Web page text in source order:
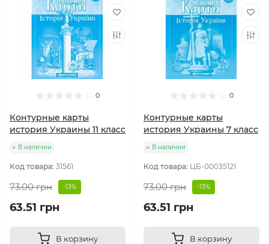
0
Контурные карты
история Украины 11 класс
В наличии
Код товара: 31561
73.00 грн -13%
63.51 грн
В корзину
0
Контурные карты
история Украины 7 класс
В наличии
Код товара: ЦБ-00035121
73.00 грн -13%
63.51 грн
В корзину